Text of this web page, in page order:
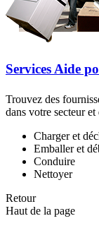
Services Aide
Trouvez des
dans votre secteur
Charger et
Emballer et
Conduire
Nettoyer
Retour
Haut de la page